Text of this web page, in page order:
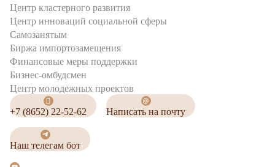
Центр кластерного развития
Центр инноваций социальной сферы
Cамозанятым
Биржа импортозамещения
Финансовые меры поддержки
Бизнес-омбудсмен
Центр молодежных проектов
+7 (8652) 22-52-62 Написать на почту
Наш телегам бот